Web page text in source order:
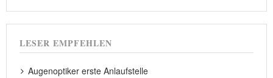
LESER EMPFEHLEN
Augenoptiker erste Anlaufstelle